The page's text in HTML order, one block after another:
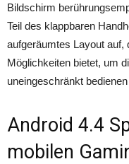
Bildschirm
Teil des klappbaren
aufgeräumtes Layout auf,
Möglichkeiten bietet, um
uneingeschränkt
Android 4.4
mobilen